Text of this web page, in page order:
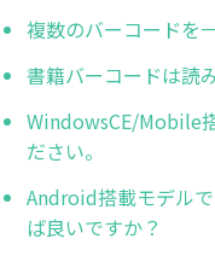
複数のバーコードを
書籍バーコードは読
WindowsCE/Mobile
ださい。
Android搭載モデル
ば良いですか？